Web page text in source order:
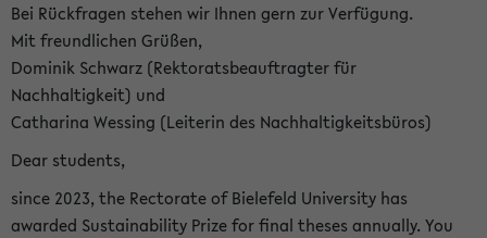
Bei Rückfragen stehen wir Ihnen gern zur Verfügung.
Mit freundlichen Grüßen,
Dominik Schwarz (Rektoratsbeauftragter für
Nachhaltigkeit) und
Catharina Wessing (Leiterin des Nachhaltigkeitsbüros)
Dear students,
since 2023, the Rectorate of Bielefeld University has
awarded Sustainability Prize for final theses annually. You